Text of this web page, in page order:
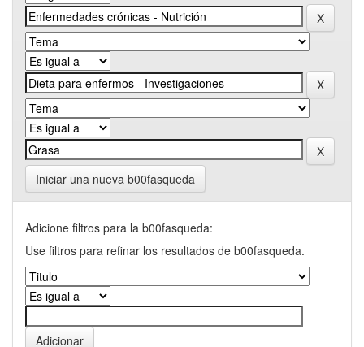
Iniciar una nueva b00fasqueda
Adicione filtros para la b00fasqueda:
Use filtros para refinar los resultados de b00fasqueda.